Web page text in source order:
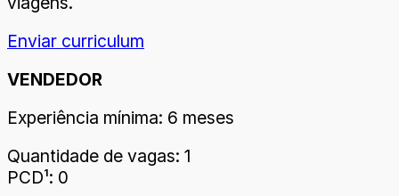
Enviar curriculum
VENDEDOR
Experiência mínima: 6 meses
Quantidade de vagas: 1
PCD¹: 0